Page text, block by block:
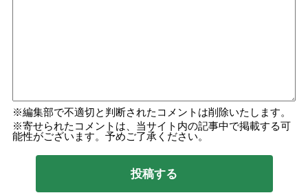
編集部で不適切と判断されたコメントは削除いたします。
寄せられたコメントは、当サイト内の記事中で掲載する可
能性がございます。予めご了承ください。